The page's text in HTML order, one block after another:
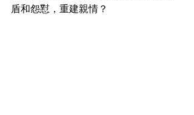
盾和怨懟，重建親情？